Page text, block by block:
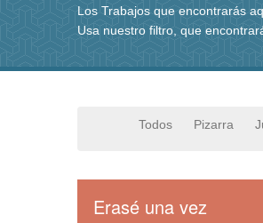
Los Trabajos que encontrarás
Usa nuestro filtro, que
Todos Pizarra
Erasé una vez